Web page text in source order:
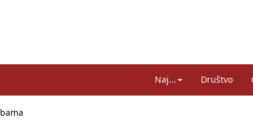
Naj... Društvo